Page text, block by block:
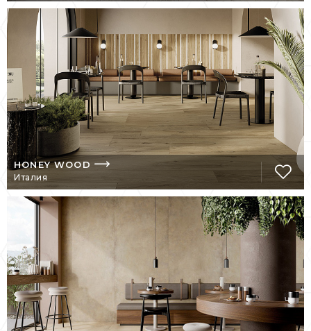
полудрагоценными камнями, и отделка
стеклом или хрусталем, и классический
орнамент, и декор в стиле модерн, и
минимализм, и эклектика, и разнообразие
поверхностей (полированная, матовая,
фактурная, гладкая), и пр.
Респектабельность, шик, благородство,
элегантность, шарм – вот точные
характеристики интерьеров,
декорированных керамогранитом и
плиткой.
Продукция компании используется для
декорирования не только внутренних
жилых, офисных и коммерческих
помещений, она – великолепное
украшение для фасадов зданий,
тротуаров, садовых и парковых дорожек.
HONEY WOOD
Италия